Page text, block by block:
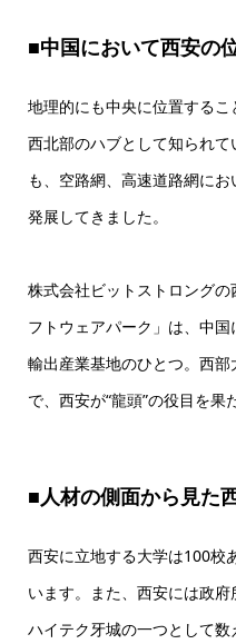
■中国において西安の
地理的にも中央に位置する
西北部のハブとして知られ
も、空路網、高速道路網に
発展してきました。
株式会社ビットストロング
フトウェアパーク」は、中
輸出産業基地のひとつ。西
で、西安が“龍頭”の役目を果
■人材の側面から見た
西安に立地する大学は100校
います。また、西安には政
ハイテク牙城の一つとして数